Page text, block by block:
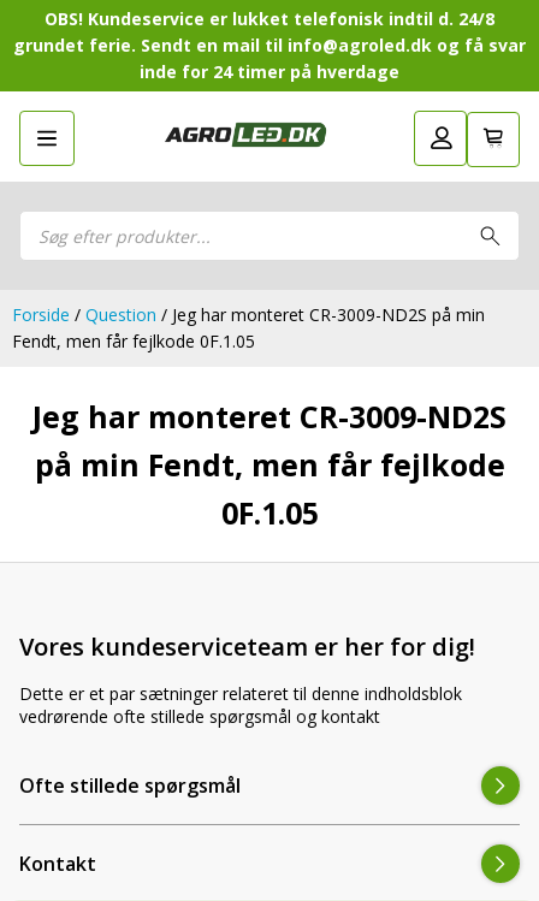
OBS! Kundeservice er lukket telefonisk indtil d. 24/8
grundet ferie. Sendt en mail til info@agroled.dk og få svar
inde for 24 timer på hverdage
Products
search
LED-Guide
Sammensæt din egen LED-pakke.
LED-arbejdslamper
LED-barer og fjernlys
LED-baglygter
LED-rotorblink og blitzblink
LED-slingrelygter
LED-Belysningssæt
LED-sprøjtebelysning
LED-fordelspakker til traktorer
LED-armaturer og LED-værkstedslys
Stik, kabelbindere og relæer til traktor
Agroled Blog
FAQs – Ofte stillede spørgsmål
72177776
Gå tilbage
LED-
Sammensæt din egen LED-
LED-arbejdslamper
LED-barer og fjernlys
LED-baglygter
LED-rotorblink og blitzblink
LED-slingrelygter
LED-Belysningssæt
LED-sprøjtebelysning
LED-fordelspakker til traktorer
Se alt
Forside / Question / Jeg har monteret CR-3009-ND2S på min
Fendt, men får fejlkode 0F.1.05
Jeg har monteret CR-3009-ND2S
på min Fendt, men får fejlkode
0F.1.05
Vores kundeserviceteam er her for dig!
Dette er et par sætninger relateret til denne indholdsblok
vedrørende ofte stillede spørgsmål og kontakt
Ofte stillede spørgsmål
Kontakt